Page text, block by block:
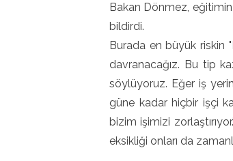
Bakan Dönmez, eğitimin
bildirdi.
Burada en büyük riskin
davranacağız. Bu tip
söylüyoruz. Eğer iş
güne kadar hiçbir işçi
bizim işimizi
eksikliği onları da